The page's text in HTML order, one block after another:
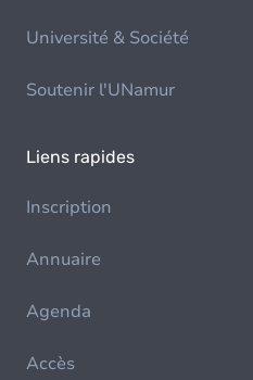
Université & Société
Soutenir l'UNamur
Liens rapides
Inscription
Annuaire
Agenda
Accès